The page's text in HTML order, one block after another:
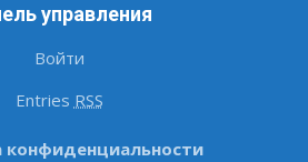
управления
Войти
Entries RSS
конфиденциальности